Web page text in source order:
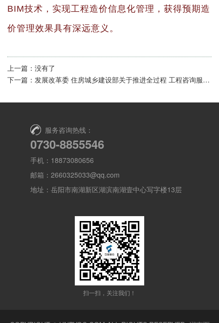
BIM技术，实现工程造价信息化管理，获得预期造
价管理效果具有深远意义。
上一篇： 没有了
下一篇： 发展改革委 住房城乡建设部关于推进全过程 工程咨询服务发展的指导意见
服务咨询热线：
0730-8855546
手机：18873080656
邮箱：2660325033@qq.com
地址：岳阳市南湖新区湖滨南湖壹中心写字楼13层
扫一扫，关注我们！